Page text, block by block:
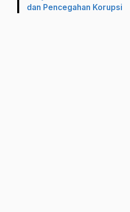
dan Pencegahan Korupsi